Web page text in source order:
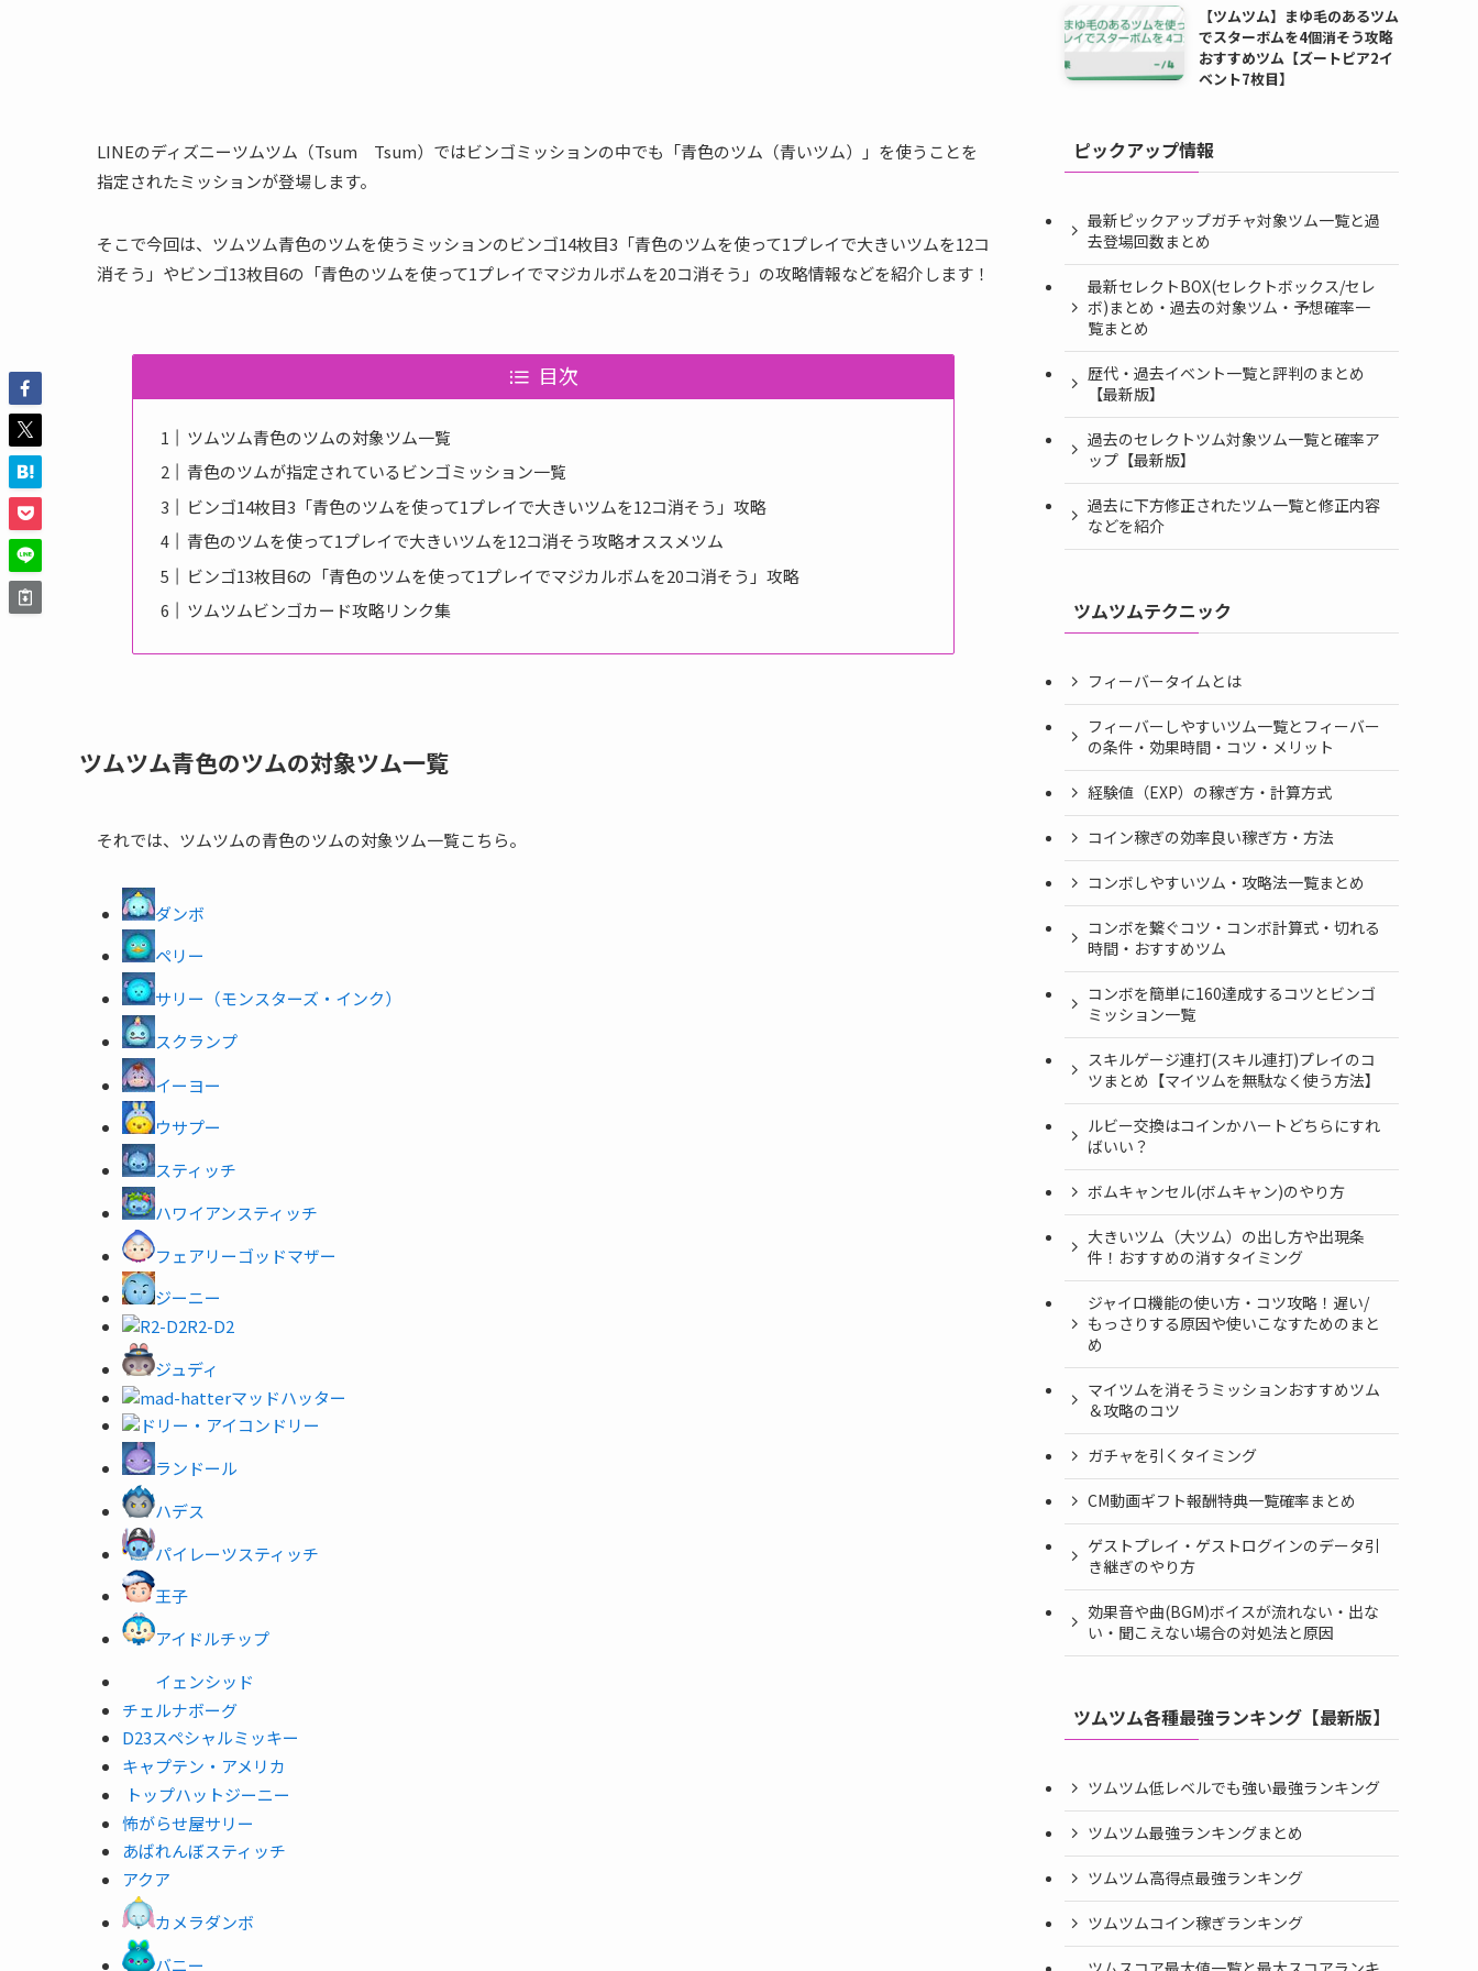
LINEのディズニーツムツム（Tsum Tsum）ではビンゴミッションの中でも「青色のツム（青いツム）」を使うことを
指定されたミッションが登場します。
そこで今回は、ツムツム青色のツムを使うミッションのビンゴ14枚目3「青色のツムを使って1プレイで大きいツムを12コ
消そう」やビンゴ13枚目6の「青色のツムを使って1プレイでマジカルボムを20コ消そう」の攻略情報などを紹介します！
目次
ツムツム青色のツムの対象ツム一覧
青色のツムが指定されているビンゴミッション一覧
ビンゴ14枚目3「青色のツムを使って1プレイで大きいツムを12コ消そう」攻略
青色のツムを使って1プレイで大きいツムを12コ消そう攻略オススメツム
ビンゴ13枚目6の「青色のツムを使って1プレイでマジカルボムを20コ消そう」攻略
ツムツムビンゴカード攻略リンク集
ツムツム青色のツムの対象ツム一覧
それでは、ツムツムの青色のツムの対象ツム一覧こちら。
ダンボ
ペリー
サリー（モンスターズ・インク）
スクランプ
イーヨー
ウサプー
スティッチ
ハワイアンスティッチ
フェアリーゴッドマザー
ジーニー
R2-D2
ジュディ
マッドハッター
ドリー
ランドール
ハデス
パイレーツスティッチ
王子
アイドルチップ
チェルナボーグ
D23スペシャルミッキー
キャプテン・ア メリカ
トップハットジーニー
怖がらせ屋サリー
あばれんぼスティッチ
アクア
【ツムツム】まゆ毛のあるツム
でスターボムを4個消そう攻略
おすすめツム【ズートピア2イ
ベント7枚目】
ピックアップ情報
最新ピックアップガチャ対象ツム一覧と過
去登場回数まとめ
最新セレクトBOX(セレクトボックス/セレ
ボ)まとめ・過去の対象ツム・予想確率一
覧まとめ
歴代・過去イベント一覧と評判のまとめ
【最新版】
過去のセレクトツム対象ツム一覧と確率ア
ップ【最新版】
過去に下方修正されたツム一覧と修正内容
などを紹介
ツムツムテクニック
フィーバータイムとは
フィーバーしやすいツム一覧とフィーバー
の条件・効果時間・コツ・メリット
経験値（EXP）の稼ぎ方・計算方式
コイン稼ぎの効率良い稼ぎ方・方法
コンボしやすいツム・攻略法一覧まとめ
コンボを繋ぐコツ・コンボ計算式・切れる
時間・おすすめツム
コンボを簡単に160達成するコツとビンゴ
ミッション一覧
スキルゲージ連打(スキル連打)プレイのコ
ツまとめ【マイツムを無駄なく使う方法】
ルビー交換はコインかハートどちらにすれ
ばいい？
ボムキャンセル(ボムキャン)のやり方
大きいツム（大ツム）の出し方や出現条
件！おすすめの消すタイミング
ジャイロ機能の使い方・コツ攻略！遅い/
もっさりする原因や使いこなすためのまと
め
マイツムを消そうミッションおすすめツム
＆攻略のコツ
ガチャを引くタイミング
CM動画ギフト報酬特典一覧確率まとめ
ゲストプレイ・ゲストログインのデータ引
き継ぎのやり方
効果音や曲(BGM)ボイスが流れない・出な
い・聞こえない場合の対処法と原因
ツムツム各種最強ランキング【最新版】
ツムツム低レベルでも強い最強ランキング
ツムツム最強ランキングまとめ
ツムツム高得点最強ランキング
ツムツムコイン稼ぎランキング